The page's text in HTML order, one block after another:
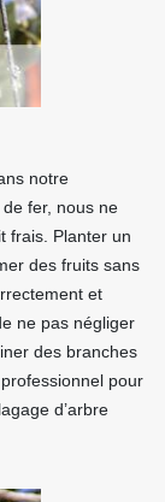
notre
fer, nous ne
frais. Planter un
des fruits sans
et
ne pas négliger
des branches
pour
d’arbre